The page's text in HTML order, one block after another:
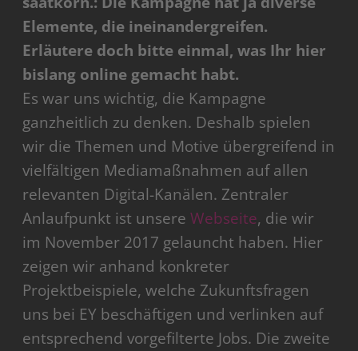
Elemente, die ineinandergreifen.
Erläutere doch bitte einmal, was Ihr hier
bislang online gemacht habt.
Es war uns wichtig, die Kampagne
ganzheitlich zu denken. Deshalb spielen
wir die Themen und Motive übergreifend in
vielfältigen Mediamaßnahmen auf allen
relevanten Digital-Kanälen. Zentraler
Anlaufpunkt ist unsereWebseite, die wir
im November 2017 gelauncht haben. Hier
zeigen wir anhand konkreter
Projektbeispiele, welche Zukunftsfragen
uns bei EY beschäftigen und verlinken auf
entsprechend vorgefilterte Jobs. Die zweite